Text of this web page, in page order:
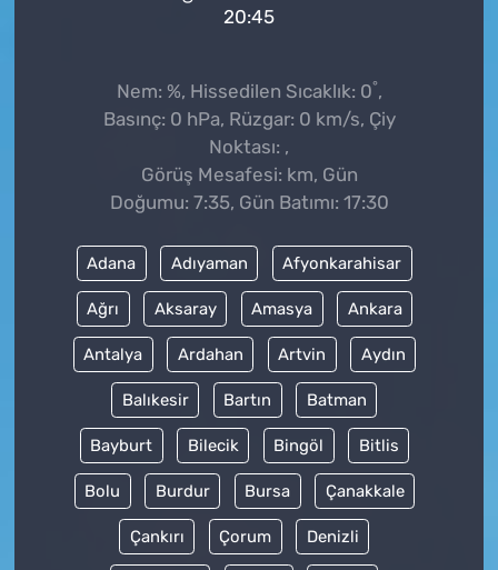
20:45
Nem: %, Hissedilen Sıcaklık: 0°,
Basınç: 0 hPa, Rüzgar: 0 km/s, Çiy
Noktası: ,
Görüş Mesafesi: km, Gün
Doğumu: 7:35, Gün Batımı: 17:30
Adana Adıyaman Afyonkarahisar
Ağrı Aksaray Amasya Ankara
Antalya Ardahan Artvin Aydın
Balıkesir Bartın Batman
Bayburt Bilecik Bingöl Bitlis
Bolu Burdur Bursa Çanakkale
Çankırı Çorum Denizli